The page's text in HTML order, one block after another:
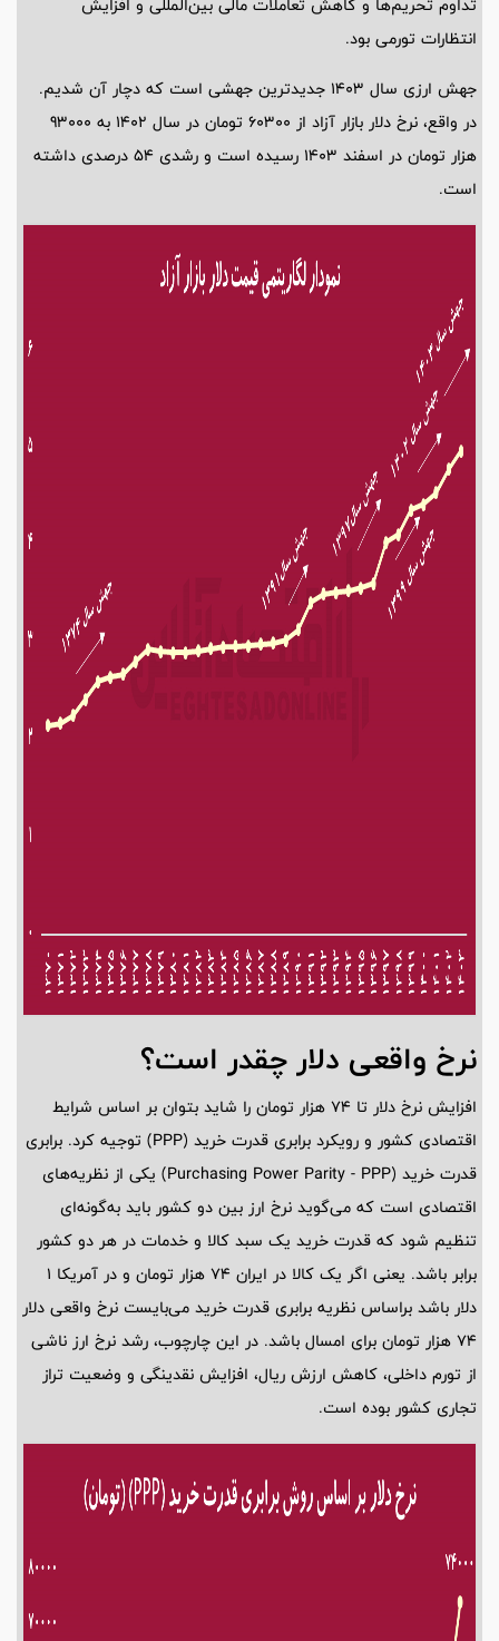
انتظارات تورمی بود.
جهش ارزی سال 1403 جدیدترین جهشی است که دچار آن شدیم.
در واقع، نرخ دلار بازار آزاد از 60300 تومان در سال 1402 به 93000
هزار تومان در اسفند 1403 رسیده است و رشدی 54 درصدی داشته
است.
نرخ واقعی دلار چقدر است؟
افزایش نرخ دلار تا 74 هزار تومان را شاید بتوان بر اساس شرایط
اقتصادی کشور و رویکرد برابری قدرت خرید (PPP) توجیه کرد. برابری
قدرت خرید (Purchasing Power Parity - PPP) یکی از نظریه‌های
اقتصادی است که می‌گوید نرخ ارز بین دو کشور باید به‌گونه‌ای
تنظیم شود که قدرت خرید یک سبد کالا و خدمات در هر دو کشور
برابر باشد. یعنی اگر یک کالا در ایران 74 هزار تومان و در آمریکا 1
دلار باشد براساس نظریه برابری قدرت خرید می‌بایست نرخ واقعی دلار
74 هزار تومان برای امسال باشد. در این چارچوب، رشد نرخ ارز ناشی
از تورم داخلی، کاهش ارزش ریال، افزایش نقدینگی و وضعیت تراز
تجاری کشور بوده است.